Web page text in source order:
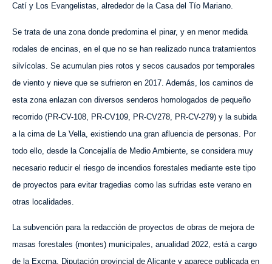
Catí y Los Evangelistas, alrededor de la Casa del Tío Mariano.
Se trata de una zona donde predomina el pinar, y en menor medida
rodales de encinas, en el que no se han realizado nunca tratamientos
silvícolas. Se acumulan pies rotos y secos causados por temporales
de viento y nieve que se sufrieron en 2017. Además, los caminos de
esta zona enlazan con diversos senderos homologados de pequeño
recorrido (PR-CV-108, PR-CV109, PR-CV278, PR-CV-279) y la subida
a la cima de La Vella, existiendo una gran afluencia de personas. Por
todo ello, desde la Concejalía de Medio Ambiente, se considera muy
necesario reducir el riesgo de incendios forestales mediante este tipo
de proyectos para evitar tragedias como las sufridas este verano en
otras localidades.
La subvención para la redacción de proyectos de obras de mejora de
masas forestales (montes) municipales, anualidad 2022, está a cargo
de la Excma. Diputación provincial de Alicante y aparece publicada en